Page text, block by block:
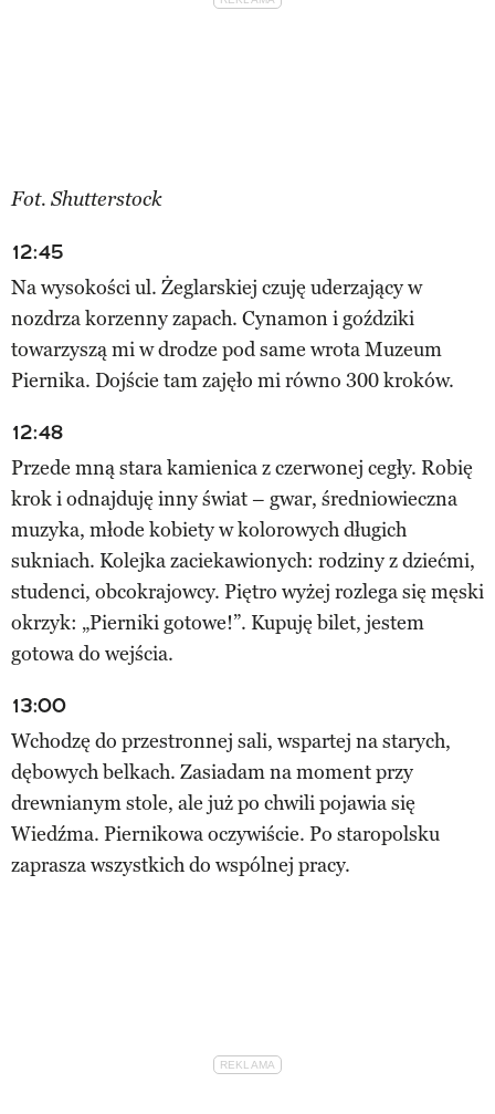
Fot. Shutterstock
12:45
Na wysokości ul. Żeglarskiej czuję uderzający w
nozdrza korzenny zapach. Cynamon i goździki
towarzyszą mi w drodze pod same wrota Muzeum
Piernika. Dojście tam zajęło mi równo 300 kroków.
12:48
Przede mną stara kamienica z czerwonej cegły. Robię
krok i odnajduję inny świat – gwar, średniowieczna
muzyka, młode kobiety w kolorowych długich
sukniach. Kolejka zaciekawionych: rodziny z dziećmi,
studenci, obcokrajowcy. Piętro wyżej rozlega się męski
okrzyk: „Pierniki gotowe!”. Kupuję bilet, jestem
gotowa do wejścia.
13:00
Wchodzę do przestronnej sali, wspartej na starych,
dębowych belkach. Zasiadam na moment przy
drewnianym stole, ale już po chwili pojawia się
Wiedźma. Piernikowa oczywiście. Po staropolsku
zaprasza wszystkich do wspólnej pracy.